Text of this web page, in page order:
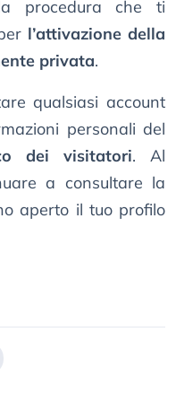
procedura che ti
l’attivazione della
privata.
qualsiasi account
personali del
dei visitatori. Al
a consultare la
aperto il tuo profilo